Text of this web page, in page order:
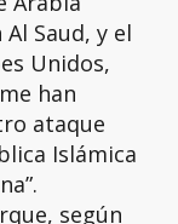
Saud, y el
Unidos,
han
ataque
Islámica
según